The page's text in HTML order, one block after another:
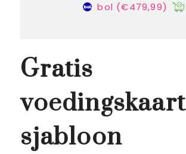
bol (€479,99)
Gratis
voedingskaart
sjabloon